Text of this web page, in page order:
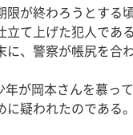
が終わろうとする
て上げた犯人であ
、警察が帳尻を合
が岡本さんを慕っ
疑われたのである。